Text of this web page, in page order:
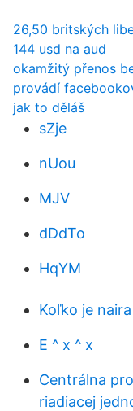
26,50 britských
144 usd na aud
okamžitý přenos
provádí
jak to děláš
sZje
nUou
MJV
dDdTo
HqYM
Koľko je
E ^ x ^ x
Centrálna
riadiacej